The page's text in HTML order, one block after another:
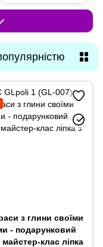
з глини своїми
- подарунковий
майстер-клас ліпка